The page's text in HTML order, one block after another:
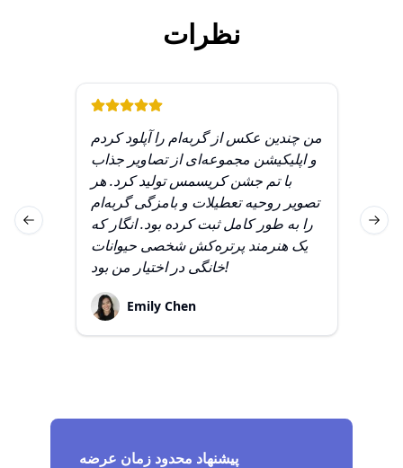
نظرات
من چندین عکس از گربه‌ام را آپلود کردم
و اپلیکیشن مجموعه‌ای از تصاویر جذاب
با تم جشن کریسمس تولید کرد. هر
تصویر روحیه تعطیلات و بامزگی گربه‌ام
را به طور کامل ثبت کرده بود. انگار که
یک هنرمند پرتره‌کش شخصی حیوانات
خانگی در اختیار من بود!
Emily Chen
Previous slide
پیشنهاد محدود زمان عرضه